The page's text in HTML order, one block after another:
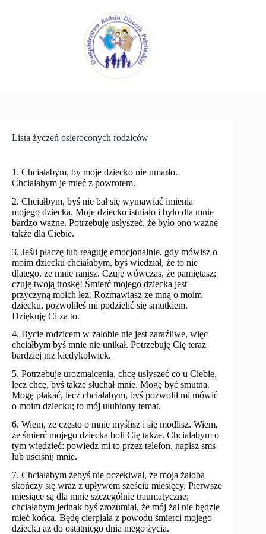
Lista życzeń osieroconych rodziców
1. Chciałabym, by moje dziecko nie umarło.
Chciałabym je mieć z powrotem.
2. Chciałbym, byś nie bał się wymawiać imienia
mojego dziecka. Moje dziecko istniało i było dla mnie
bardzo ważne. Potrzebuję usłyszeć, że było ono ważne
także dla Ciebie.
3. Jeśli płaczę lub reaguję emocjonalnie, gdy mówisz o
moim dziecku chciałabym, byś wiedział, że to nie
dlatego, że mnie ranisz. Czuję wówczas, że pamiętasz;
czuję twoją troskę! Śmierć mojego dziecka jest
przyczyną moich łez. Rozmawiasz ze mną o moim
dziecku, pozwoliłeś mi podzielić się smutkiem.
Dziękuję Ci za to.
4. Bycie rodzicem w żałobie nie jest zaraźliwe, więc
chciałbym byś mnie nie unikał. Potrzebuję Cię teraz
bardziej niż kiedykolwiek.
5. Potrzebuje urozmaicenia, chcę usłyszeć co u Ciebie,
lecz chcę, byś także słuchał mnie. Mogę być smutna.
Mogę płakać, lecz chciałabym, byś pozwolił mi mówić
o moim dziecku; to mój ulubiony temat.
6. Wiem, że często o mnie myślisz i się modlisz. Wiem,
że śmierć mojego dziecka boli Cię także. Chciałabym o
tym wiedzieć: powiedz mi to przez telefon, napisz sms
lub uściśnij mnie.
7. Chciałabym żebyś nie oczekiwał, że moja żałoba
skończy się wraz z upływem sześciu miesięcy. Pierwsze
miesiące są dla mnie szczególnie traumatyczne;
chciałabym jednak byś zrozumiał, że mój żal nie będzie
mieć końca. Będę cierpiała z powodu śmierci mojego
dziecka aż do ostatniego dnia mego życia.